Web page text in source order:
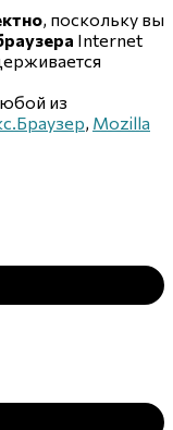
, поскольку вы
Internet
из
, Mozilla